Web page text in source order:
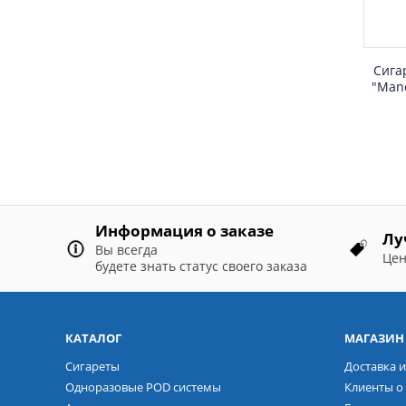
Информация о заказе
Вы всегда
будете знать статус своего заказа
КАТАЛОГ
Сигареты
Одноразовые POD системы
МАГАЗИН
Доставка
Клиенты о